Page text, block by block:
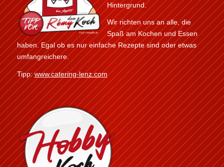
Hintergrund.
Wir richten uns an alle, die
Spaß am Kochen und Essen
haben. Egal ob es nur einfache Rezepte sind oder etwas
umfangreichere.
Tipp:www.catering-lenz.com